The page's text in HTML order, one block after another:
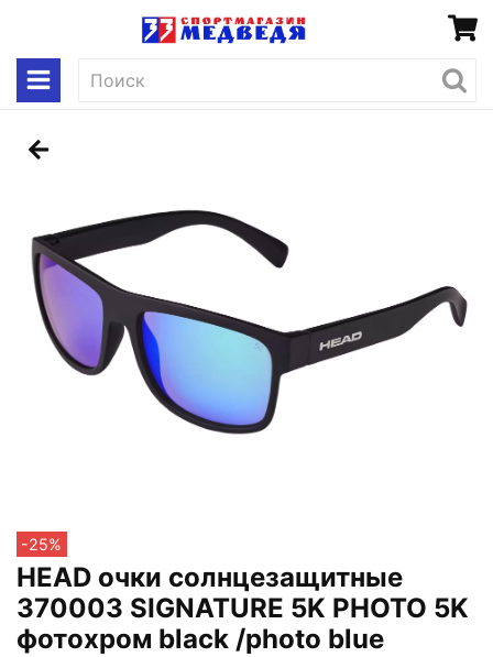
-25%
HEAD очки солнцезащитные
370003 SIGNATURE 5K PHOTO 5K
фотохром black /photo blue